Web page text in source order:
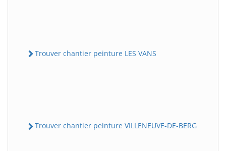
Trouver chantier peinture LES VANS
Trouver chantier peinture VILLENEUVE-DE-BERG